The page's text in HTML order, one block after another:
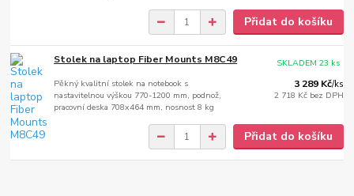
Přidat do košíku
Stolek na laptop Fiber Mounts M8C49
Pěkný kvalitní stolek na notebook s
nastavitelnou výškou 770-1200 mm, podnož,
pracovní deska 708x464 mm, nosnost 8 kg
3 289 Kč/ks
2 718 Kč bez DPH
SKLADEM 23 ks
Přidat do košíku